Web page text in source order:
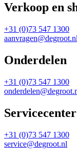
Verkoop en
+31 (0)73 547 1300
aanvragen@degroot.nl
Onderdelen
+31 (0)73 547 1300
Servicecenter
+31 (0)73 547 1300
service@degroot.nl